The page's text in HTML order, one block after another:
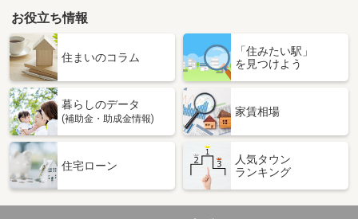
お役立ち情報
住まいのコラム
「住みたい駅」
を見つけよう
暮らしのデータ
(補助金・助成金情報)
家賃相場
住宅ローン
人気タウン
ランキング